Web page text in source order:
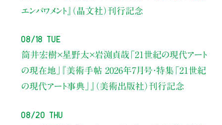
エンパワメント』（晶文社）刊行記念
08/18 Tue
筒井宏樹×星野太×岩渕貞哉 「21世紀の現代アート
の現在地」
『美術手帖 2026年7月号・特集「21世紀
の現代アート事典」』（美術出版社）刊行記念
08/20 Thu